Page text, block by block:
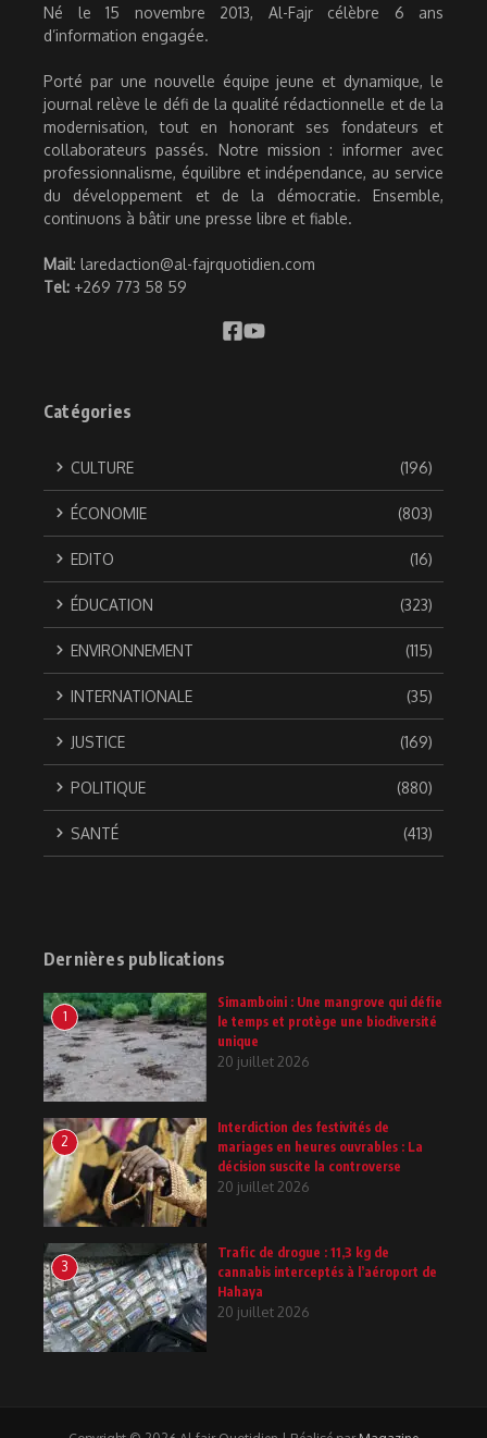
Né le 15 novembre 2013, Al-Fajr célèbre 6 ans
d’information engagée.
Porté par une nouvelle équipe jeune et dynamique, le
journal relève le défi de la qualité rédactionnelle et de la
modernisation, tout en honorant ses fondateurs et
collaborateurs passés. Notre mission : informer avec
professionnalisme, équilibre et indépendance, au service
du développement et de la démocratie. Ensemble,
continuons à bâtir une presse libre et fiable.
Mail: laredaction@al-fajrquotidien.com
Tel: +269 773 58 59
Catégories
CULTURE (196)
ÉCONOMIE (803)
EDITO (16)
ÉDUCATION (323)
ENVIRONNEMENT (115)
INTERNATIONALE (35)
JUSTICE (169)
POLITIQUE (880)
SANTÉ (413)
Dernières publications
1
Simamboini : Une mangrove qui défie
le temps et protège une biodiversité
unique
20 juillet 2026
2
Interdiction des festivités de
mariages en heures ouvrables : La
décision suscite la controverse
20 juillet 2026
3
Trafic de drogue : 11,3 kg de
cannabis interceptés à l’aéroport de
Hahaya
20 juillet 2026